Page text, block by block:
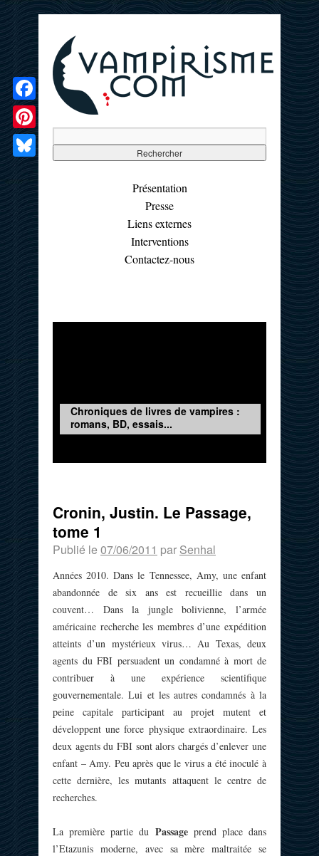
Présentation
Presse
Liens externes
Interventions
Contactez-nous
Chroniques de livres de vampires :
romans, BD, essais...
Cronin, Justin. Le Passage,
tome 1
Publié le 07/06/2011 par Senhal
Années 2010. Dans le Tennessee, Amy, une enfant
abandonnée de six ans est recueillie dans un
couvent… Dans la jungle bolivienne, l’armée
américaine recherche les membres d’une expédition
atteints d’un mystérieux virus… Au Texas, deux
agents du FBI persuadent un condamné à mort de
contribuer à une expérience scientifique
gouvernementale. Lui et les autres condamnés à la
peine capitale participant au projet mutent et
développent une force physique extraordinaire. Les
deux agents du FBI sont alors chargés d’enlever une
enfant – Amy. Peu après que le virus a été inoculé à
cette dernière, les mutants attaquent le centre de
recherches.
La première partie du Passageprend place dans
l’Etazunis moderne, avec sa mère maltraitée se
Facebook
Pinterest
Bluesky